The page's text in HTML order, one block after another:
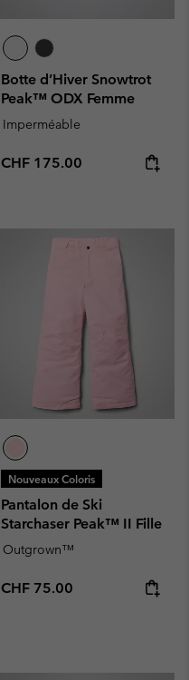
Botte d’Hiver Snowtrot
Peak™ ODX Femme
Imperméable
Regular price:
CHF 175.00
Nouveaux Coloris
Pantalon de Ski
Starchaser Peak™ II Fille
Outgrown™
Regular price:
CHF 75.00